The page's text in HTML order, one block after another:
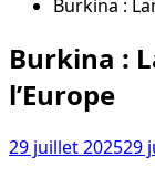
Burkina :
Burkina :
l’Europe
29 juillet 202529